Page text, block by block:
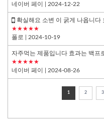
네이버 페이 | 2024-12-22
확실해요 소변 이 굵게 나옵니다
★★★★★
폴로 | 2024-10-19
자주먹는 제품입니다 효과는 백프
★★★★★
네이버 페이 | 2024-08-26
1 2 3